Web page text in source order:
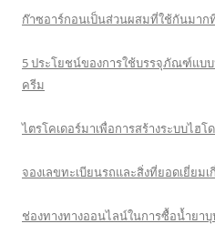
ก๊าซอาร์กอนเป็นส่วนผสมที่ใช้กันมาก
5 ประโยชน์ของการใช้บรรจุภัณฑ์แ
ครีม
ไตรโคเดอร์มาเพื่อการสร้างระบบไฮ
จองเลขทะเบียนรถและสิ่งที่ยอดเยี่ยม
ช่องทางทางออนไลน์ในการซื้อน้ำยา